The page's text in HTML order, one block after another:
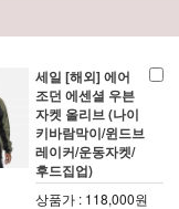
세일 [해외] 에어
조던 에센셜 우븐
자켓 올리브 (나이
키바람막이/윈드브
레이커/운동자켓/
후드집업)
상품가 : 118,000원